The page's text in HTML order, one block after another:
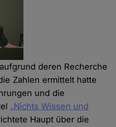
deren Recherche
Zahlen ermittelt hatte
und die
„Nichts Wissen und
Haupt über die